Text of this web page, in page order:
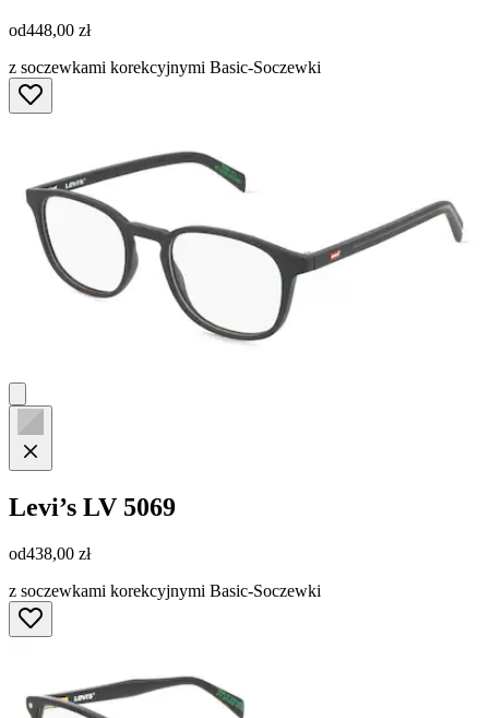
od448,00 zł
z soczewkami korekcyjnymi Basic-Soczewki
Levi’s LV 5069
od438,00 zł
z soczewkami korekcyjnymi Basic-Soczewki